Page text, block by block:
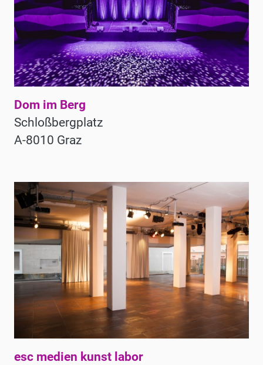
Dom im Berg
Schloßbergplatz
A-8010 Graz
esc medien kunst labor